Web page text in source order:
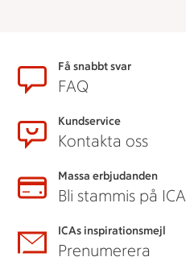
SidfotFå snabbt svar
FAQ
Kundservice
Kontakta oss
Massa erbjudanden
Bli stammis på ICA
ICAs inspirationsmejl
Prenumerera